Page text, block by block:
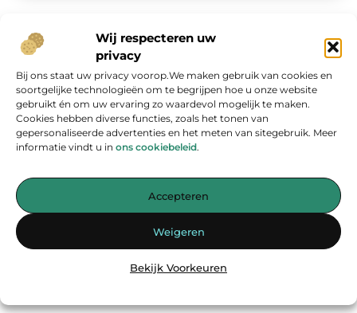
Wij respecteren uw
privacy
Bij ons staat uw privacy voorop.We maken gebruik van cookies en
soortgelijke technologieën om te begrijpen hoe u onze website
gebruikt én om uw ervaring zo waardevol mogelijk te maken.
Cookies hebben diverse functies, zoals het tonen van
gepersonaliseerde advertenties en het meten van sitegebruik. Meer
informatie vindt u in ons cookiebeleid.
Accepteren
Weigeren
Bekijk Voorkeuren
Jouw bron voor inspirerende blogs en waardevolle inzichten
— Laat je inspireren door verhelderende verhalen, praktische tips
Begin vandaag nog met ontdekken op
Onze informatie